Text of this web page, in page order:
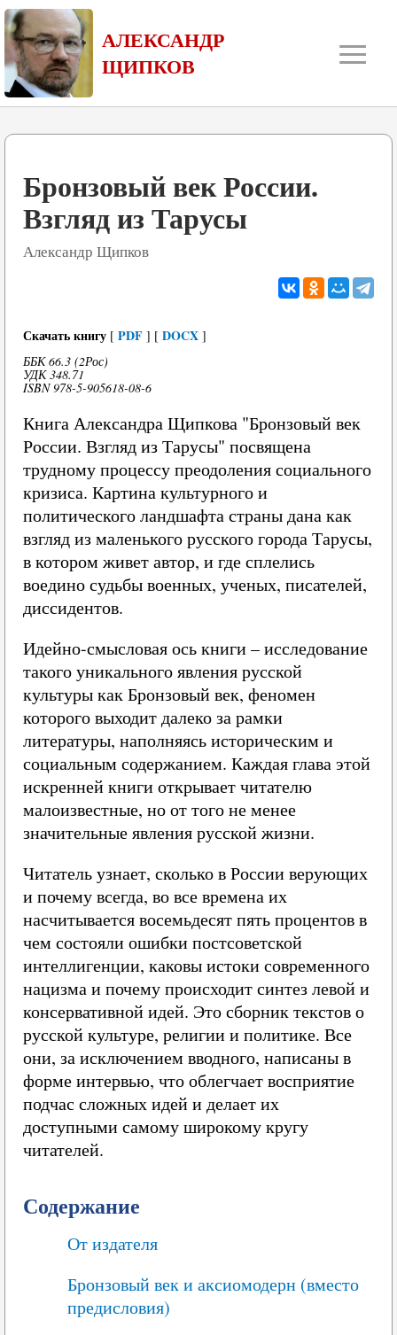
АЛЕКСАНДР
ЩИПКОВ
≡
Бронзовый век России.
Взгляд из Тарусы
Александр Щипков
Скачать книгу [ PDF ] [ DOCX ]
ББК 66.3 (2Рос)
УДК 348.71
ISBN 978-5-905618-08-6
Книга Александра Щипкова "Бронзовый век
России. Взгляд из Тарусы" посвящена
трудному процессу преодоления социального
кризиса. Картина культурного и
политического ландшафта страны дана как
взгляд из маленького русского города Тарусы,
в котором живет автор, и где сплелись
воедино судьбы военных, ученых, писателей,
диссидентов.
Идейно-смысловая ось книги – исследование
такого уникального явления русской
культуры как Бронзовый век, феномен
которого выходит далеко за рамки
литературы, наполняясь историческим и
социальным содержанием. Каждая глава этой
искренней книги открывает читателю
малоизвестные, но от того не менее
значительные явления русской жизни.
Читатель узнает, сколько в России верующих
и почему всегда, во все времена их
насчитывается восемьдесят пять процентов в
чем состояли ошибки постсоветской
интеллигенции, каковы истоки современного
нацизма и почему происходит синтез левой и
консервативной идей. Это сборник текстов о
русской культуре, религии и политике. Все
они, за исключением вводного, написаны в
форме интервью, что облегчает восприятие
подчас сложных идей и делает их
доступными самому широкому кругу
читателей.
Содержание
От издателя
Бронзовый век и аксиомодерн (вместо
предисловия)